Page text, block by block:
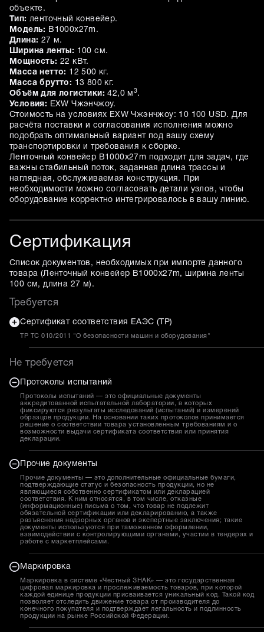
объекте.
Тип: ленточный конвейер.
Модель:
B1000x27m.
Длина: 27 м.
Ширина ленты: 100 см.
Мощность: 22 кВт.
Масса нетто: 12 500 кг.
Масса брутто: 13 800 кг.
Объём для логистики: 42,0 м 3.
Условия: EXW Чжэнчжоу.
Стоимость на условиях EXW Чжэнчжоу: 10 100 USD. Для
расчёта поставки и согласования исполнения можно
подобрать оптимальный вариант под вашу схему
транспортировки и требования к сборке.
Ленточный конвейер B1000x27m подходит для задач, где
важны стабильный поток, заданная длина трассы и
наглядная, обслуживаемая конструкция. При
необходимости можно согласовать детали узлов, чтобы
оборудование корректно интегрировалось в вашу линию.
Сертификация
Список документов, необходимых при импорте данного
товара (Ленточный конвейер B1000x27m, ширина ленты
100 см, длина 27 м).
Требуется
Сертификат соответствия ЕАЭС (ТР)
ТР ТС 010/2011 "О безопасности машин и оборудования"
Не требуется
Протоколы испытаний
Протоколы испытаний — это официальные документы
аккредитованной испытательной лаборатории, в которых
фиксируются результаты исследований (испытаний) и измерений
образцов продукции. На основании таких протоколов принимается
решение о соответствии товара установленным требованиям и о
возможности выдачи сертификата соответствия или принятия
декларации.
Прочие документы
Прочие документы — это дополнительные официальные бумаги,
подтверждающие статус и безопасность продукции, но не
являющиеся собственно сертификатом или декларацией
соответствия. К ним относятся, в том числе, отказные
(информационные) письма о том, что товар не подлежит
обязательной сертификации или декларированию, а также
разъяснения надзорных органов и экспертные заключения; такие
документы используются при таможенном оформлении,
взаимодействии с контролирующими органами, участии в тендерах и
работе с маркетплейсами.
Маркировка
Маркировка в системе «Честный ЗНАК» — это государственная
цифровая маркировка и прослеживаемость товаров, при которой
каждой единице продукции присваивается уникальный код. Такой код
позволяет отследить движение товара от производителя до
конечного покупателя и подтверждает легальность и подлинность
продукции на рынке Российской Федерации.